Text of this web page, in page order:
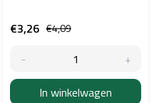
€4,09
€3,26
In winkelwagen